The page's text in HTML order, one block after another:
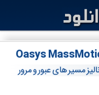
مسیر های عبور و مرور